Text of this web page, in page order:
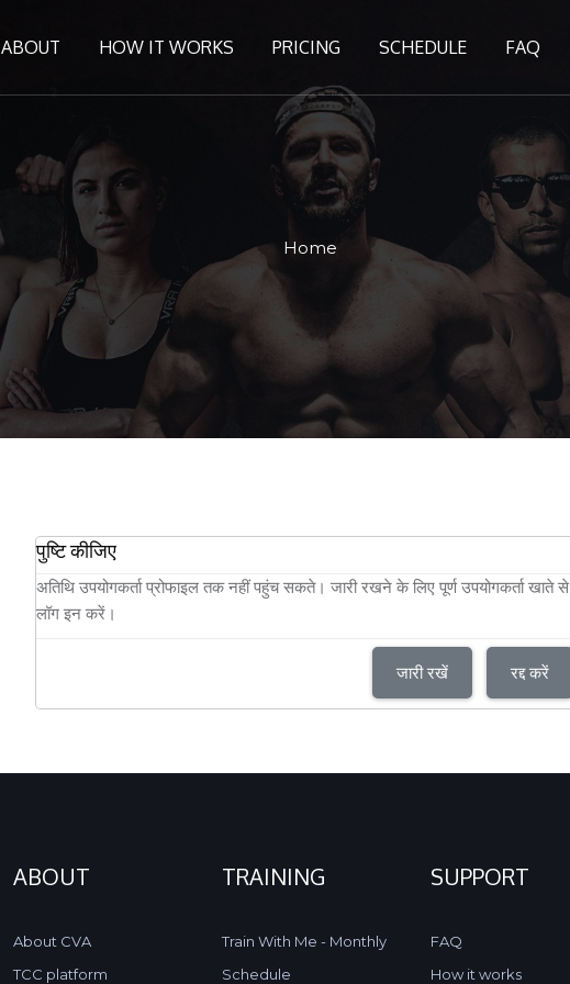
ABOUT HOW IT WORKS PRICING SCHEDULE FAQ
Home
पुष्टि कीजिए
अतिथि उपयोगकर्ता प्रोफाइल तक नहीं पहुंच सकते। जारी रखने के लिए पूर्ण उपयोगकर्ता खाते से
लॉग इन करें।
जारी रखें रद्द करें
ABOUT
About CVA
TCC platform
TRAINING
Train With Me - Monthly
Schedule
SUPPORT
FAQ
How it works